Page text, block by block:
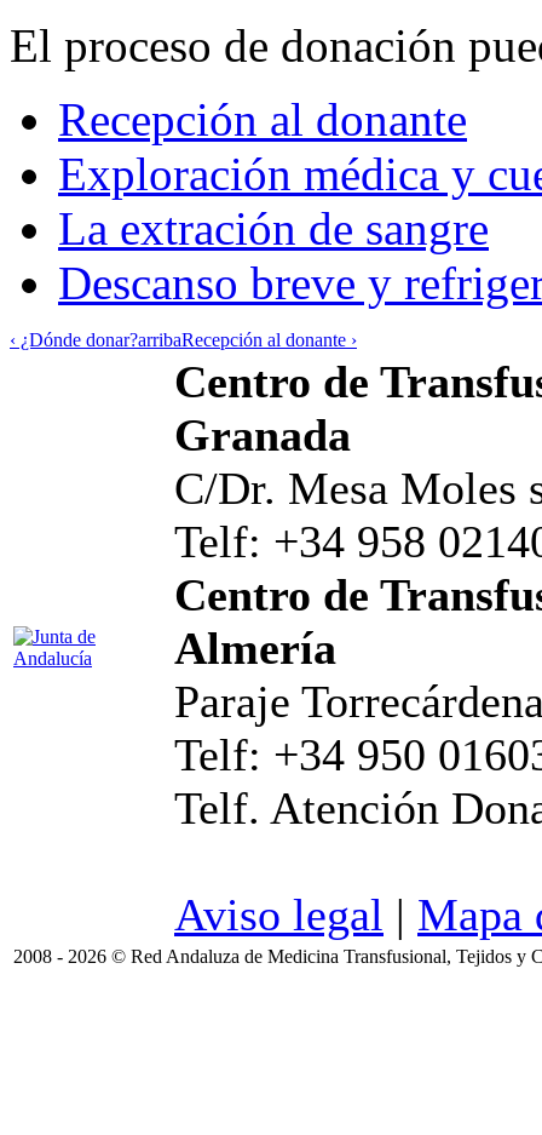
El proceso de donación
Recepción al donante
Exploración médica y
La extración de sangre
Descanso breve y
‹ ¿Dónde donar?arribaRecepción al donante ›
Centro de
Granada
C/Dr. Mesa Moles
Telf: +34 958
Centro de
Almería
Paraje
Telf: +34 950
Telf. Atención
Aviso legal | Mapa
2008 - 2026 © Red Andaluza de Medicina Transfusional, Tejidos y